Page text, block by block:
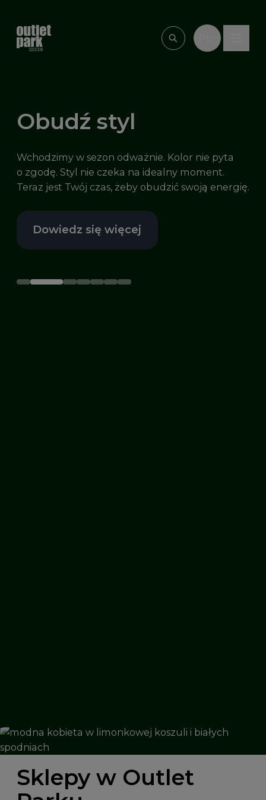
Wpisz, czego
Obudź styl
Wchodzimy w sezon odważnie. Kolor nie pyta
o zgodę. Styl nie czeka na idealny moment.
Teraz jest Twój czas, żeby obudzić swoją energię.
Dowiedz się więcej
Sklepy w Outlet